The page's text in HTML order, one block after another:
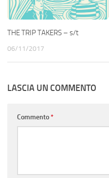
THE TRIP TAKERS – s/t
06/11/2017
LASCIA UN COMMENTO
Commento*